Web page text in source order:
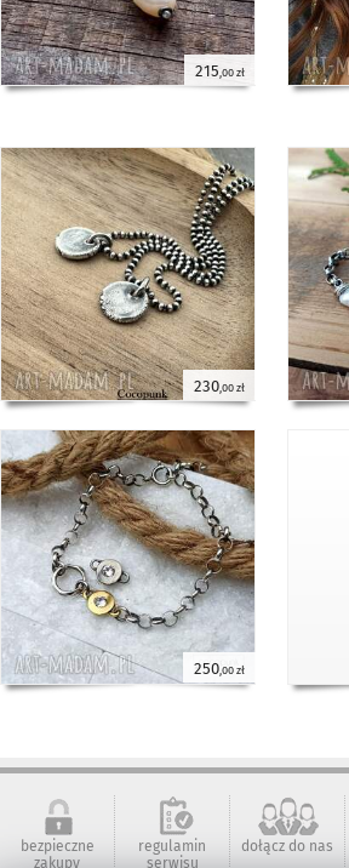
21 maja 2025
19 maja 2025
Piękna
Ola
9 maja 2025
srebro i
naszyjnik
Piękny
Ewa
17 kwietnia 2025
Joanna
17 kwietnia 2025
Mam
pięknie
cała
miło
17 kwietnia 2025
z
idealna
215 ,00 zł
230,00 zł
250,00 zł
bezpieczne
zakupy
regulamin
serwisu
dołącz do nas